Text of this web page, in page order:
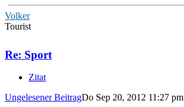
Volker
Tourist
Re: Sport
Zitat
Ungelesener BeitragDo Sep 20, 2012 11:27 pm